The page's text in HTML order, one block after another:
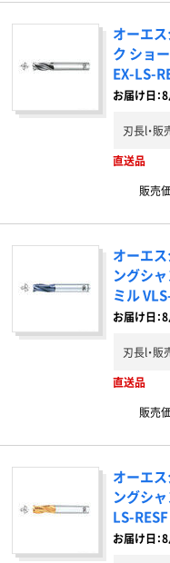
オーエス
ク ショ
EX-LS-
お届け日：
刃長l・
直送品
販売
オーエス
ングシ
ミル
お届け日：
刃長l・
直送品
販売
オーエス
ングシ
LS-RESF
お届け日：